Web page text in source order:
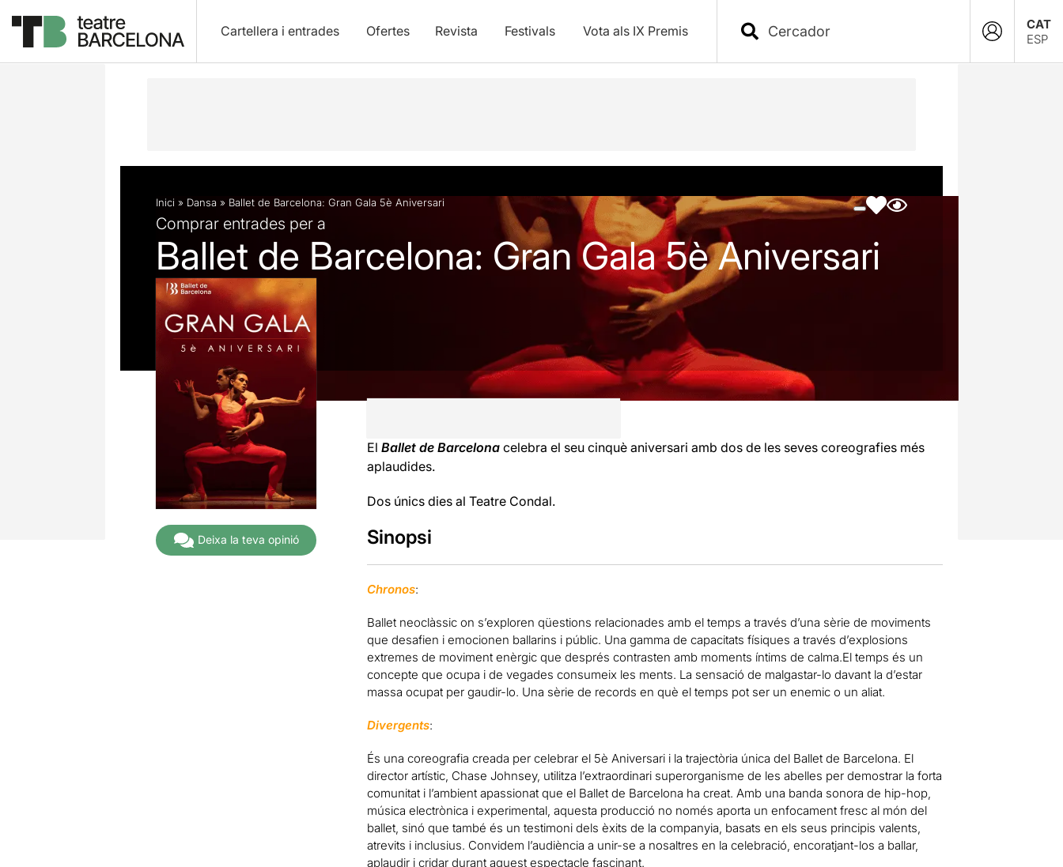
Cartellera i entrades Ofertes Revista Festivals Vota als IX Premis
CAT
ESP
Descripció Fitxa artística Fotos i vídeos
Inici » Dansa » Ballet de Barcelona: Gran Gala 5è Aniversari
Comprar entrades per a
Ballet de Barcelona: Gran Gala 5è Aniversari
Deixa la teva opinió
El Ballet de Barcelonacelebra el seu cinquè aniversari amb dos de les seves coreografies més
aplaudides.
Dos únics dies al Teatre Condal.
Sinopsi
Chronos:
Ballet neoclàssic on s’exploren qüestions relacionades amb el temps a través d’una sèrie de moviments
que desafien i emocionen ballarins i públic. Una gamma de capacitats físiques a través d’explosions
extremes de moviment enèrgic que després contrasten amb moments íntims de calma.El temps és un
concepte que ocupa i de vegades consumeix les ments. La sensació de malgastar-lo davant la d’estar
massa ocupat per gaudir-lo. Una sèrie de records en què el temps pot ser un enemic o un aliat.
Divergents:
És una coreografia creada per celebrar el 5è Aniversari i la trajectòria única del Ballet de Barcelona. El
director artístic, Chase Johnsey, utilitza l’extraordinari superorganisme de les abelles per demostrar la forta
comunitat i l’ambient apassionat que el Ballet de Barcelona ha creat. Amb una banda sonora de hip-hop,
música electrònica i experimental, aquesta producció no només aporta un enfocament fresc al món del
ballet, sinó que també és un testimoni dels èxits de la companyia, basats en els seus principis valents,
atrevits i inclusius. Convidem l’audiència a unir-se a nosaltres en la celebració, encoratjant-los a ballar,
aplaudir i cridar durant aquest espectacle fascinant.